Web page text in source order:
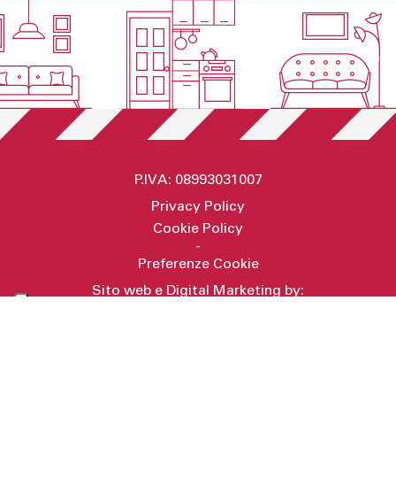
P.IVA: 08993031007
Privacy Policy
Cookie Policy
-
Preferenze Cookie
Sito web e Digital Marketing by: